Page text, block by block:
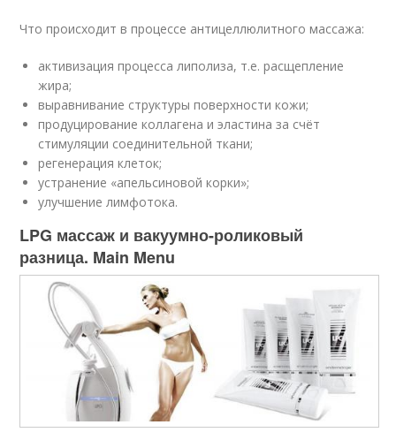
Что происходит в процессе антицеллюлитного массажа:
активизация процесса липолиза, т.е. расщепление
жира;
выравнивание структуры поверхности кожи;
продуцирование коллагена и эластина за счёт
стимуляции соединительной ткани;
регенерация клеток;
устранение «апельсиновой корки»;
улучшение лимфотока.
LPG массаж и вакуумно-роликовый
разница. Main Menu